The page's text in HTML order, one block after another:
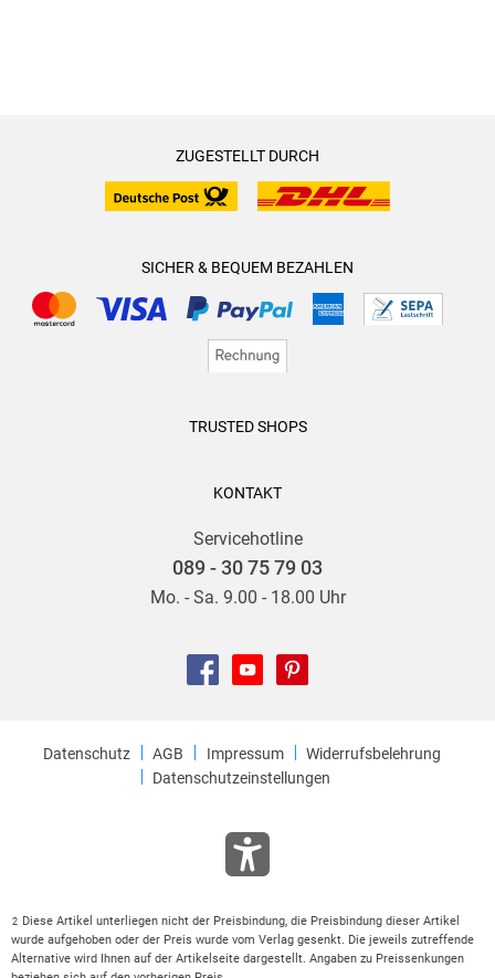
ZUGESTELLT DURCH
SICHER & BEQUEM BEZAHLEN
TRUSTED SHOPS
KONTAKT
Servicehotline
089 - 30 75 79 03
Mo. - Sa. 9.00 - 18.00 Uhr
Datenschutz AGB Impressum
Widerrufsbelehrung
Datenschutzeinstellungen
2
Diese Artikel unterliegen nicht der Preisbindung, die Preisbindung dieser Artikel
wurde aufgehoben oder der Preis wurde vom Verlag gesenkt. Die jeweils zutreffende
Alternative wird Ihnen auf der Artikelseite dargestellt. Angaben zu Preissenkungen